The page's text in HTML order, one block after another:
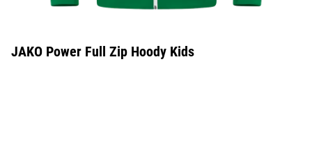
JAKO Power Full Zip Hoody Kids